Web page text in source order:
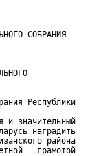
СОБРАНИЯ
Республики
и значительный
наградить
района
грамотой